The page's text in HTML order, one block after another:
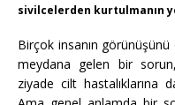
sivilcelerden kurtulmanın
Birçok insanın
meydana gelen bir
ziyade cilt hastalıklarına